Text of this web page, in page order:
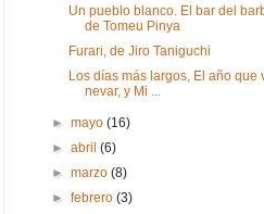
Un pueblo blanco. El bar del
de Tomeu Pinya
Furari, de Jiro Taniguchi
Los días más largos, El año que
nevar, y Mi ...
►mayo(16)
►abril(6)
►marzo(8)
►febrero(3)